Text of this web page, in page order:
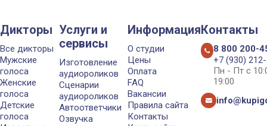
Дикторы
Все дикторы
Мужские
голоса
Женские
голоса
Детские
голоса
Услуги и
сервисы
Изготовление
аудиороликов
Сценарии
аудиороликов
Автоответчики
Озвучка
Информация
О студии
Цены
Оплата
FAQ
Вакансии
Правила сайта
Контакты
Контакты
8 800 200-
+7 (930)
Пн - Пт с
19:00